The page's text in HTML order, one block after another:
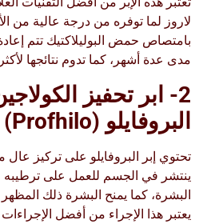
لاروز لما توفره من درجة عالية من
بامتصاص حمض البوليلاكتيك تتم
مدى عدة أشهر، كما تدوم نتائجها
2- ابر تحفيز الكولاجين للوجه:
البروفايلو (Profhilo)
تحتوي إبر البروفايلو على تركيز
ينتشر في الجسم للعمل على ترطيبه
البشرة، كما يمنح البشرة ذلك
يعتبر هذا الإجراء من أفضل